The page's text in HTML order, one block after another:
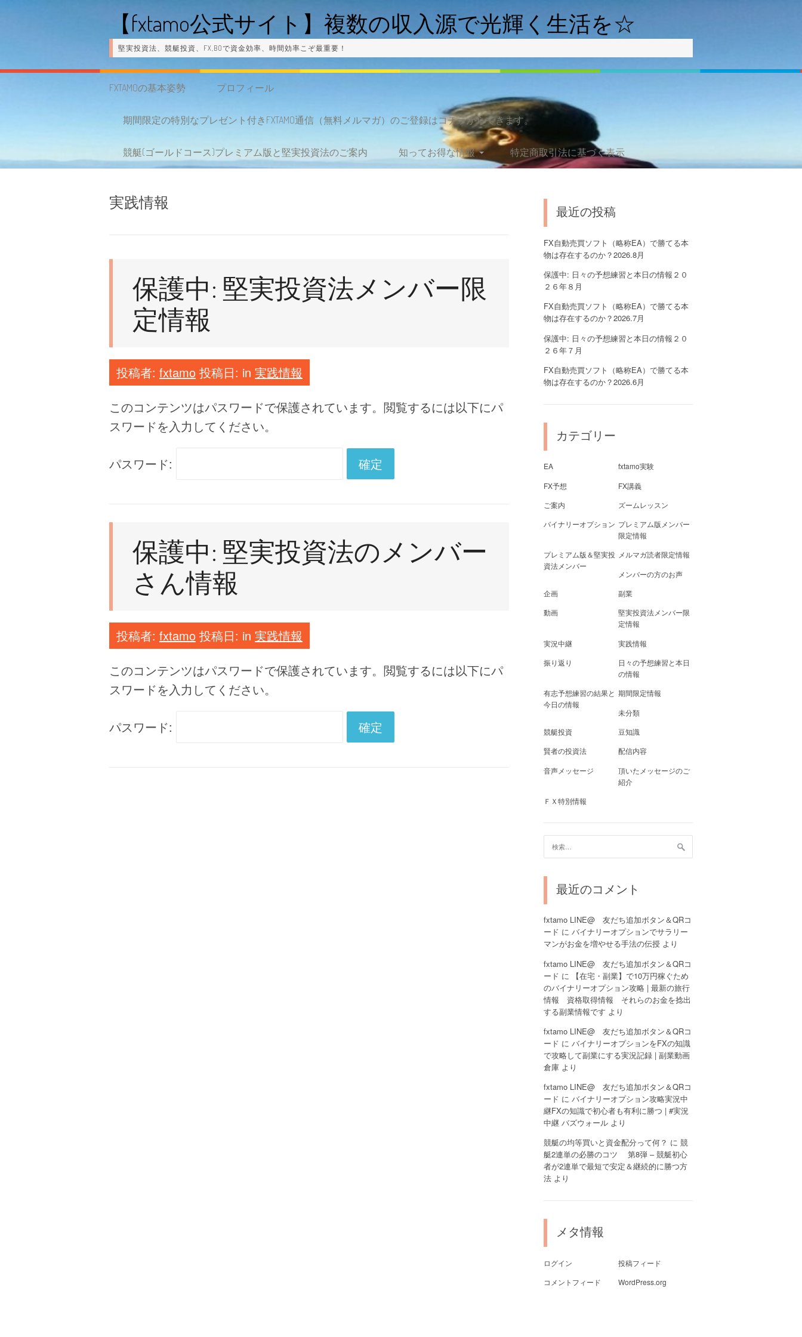
ン
ッ
【fxtamo公式サイト】複数の収入源で光輝く生活を☆
堅実投資法、競艇投資、FX,BOで資金効率、時間効率こぞ最重要！
FXTAMOの基本姿勢 プロフィール
期間限定の特別なプレゼント付きFXTAMO通信（無料メルマガ）のご登録はコチラからできます。
競艇(ゴールドコース)プレミアム版と堅実投資法のご案内 知ってお得な情報
低資金の投資１００円
子育ての隙間時間でお
毎日お金が増えていく
魅力がある競艇投資の
老後のお金が心配！そ
特定商取引法に基づく表示
実践情報
保護中: 堅実投資法メンバー限
定情報
投稿者: fxtamo 投稿日: in 実践情報
このコンテンツはパスワードで保護されています。閲覧するには以下にパ
スワードを入力してください。
パスワード:
保護中: 堅実投資法のメンバー
さん情報
投稿者: fxtamo 投稿日: in 実践情報
このコンテンツはパスワードで保護されています。閲覧するには以下にパ
スワードを入力してください。
パスワード:
最近の投稿
FX自動売買ソフト（略称EA）で勝てる本
物は存在するのか？2026.8月
保護中: 日々の予想練習と本日の情報２０
２６年８月
FX自動売買ソフト（略称EA）で勝てる本
物は存在するのか？2026.7月
保護中: 日々の予想練習と本日の情報２０
２６年７月
FX自動売買ソフト（略称EA）で勝てる本
物は存在するのか？2026.6月
カテゴリー
EA
fxtamo実験
FX予想
FX講義
ご案内
ズームレッスン
バイナリーオプション プレミアム版メンバー
限定情報
プレミアム版＆堅実投
資法メンバー
メルマガ読者限定情報
メンバーの方のお声
企画
副業
動画
堅実投資法メンバー限
定情報
実況中継
実践情報
振り返り
日々の予想練習と本日
の情報
有志予想練習の結果と
今日の情報
期間限定情報
未分類
競艇投資
豆知識
賢者の投資法
配信内容
音声メッセージ
頂いたメッセージのご
紹介
ＦＸ特別情報
索:
最近のコメント
fxtamo LINE@ 友だち追加ボタン＆QRコ
ード に バイナリーオプションでサラリー
マンがお金を増やせる手法の伝授 より
fxtamo LINE@ 友だち追加ボタン＆QRコ
ード に
【在宅・副業】で10万円稼ぐため
のバイナリーオプション攻略 | 最新の旅行
情報 資格取得情報 それらのお金を捻出
する副業情報です より
fxtamo LINE@ 友だち追加ボタン＆QRコ
ード に バイナリーオプションをFXの知識
で攻略して副業にする実況記録 | 副業動画
倉庫 より
fxtamo LINE@ 友だち追加ボタン＆QRコ
ード に バイナリーオプション攻略実況中
継FXの知識で初心者も有利に勝つ | #実況
中継 バズウォール より
競艇の均等買いと資金配分って何？ に 競
艇2連単の必勝のコツ 第8弾 – 競艇初心
者が2連単で最短で安定＆継続的に勝つ方
法 より
メタ情報
ログイン
投稿フィード
コメントフィード
WordPress.org